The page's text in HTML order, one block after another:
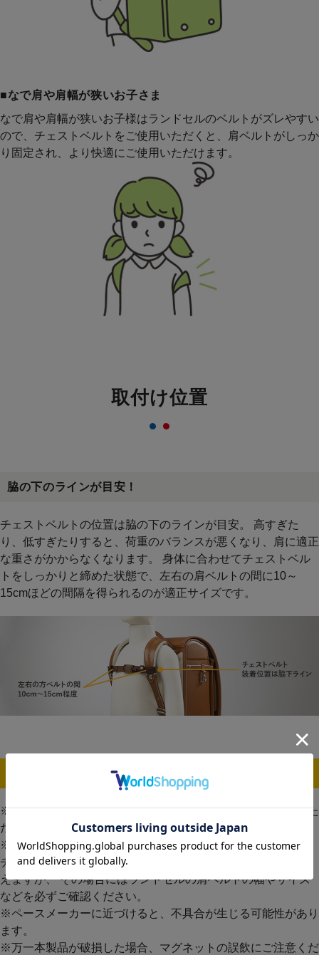
■なで肩や肩幅が狭いお子さま
なで肩や肩幅が狭いお子様はランドセルのベルトがズレやすい
ので、チェストベルトをご使用いただくと、肩ベルトがしっか
り固定され、より快適にご使用いただけます。
取付け位置
脇の下のラインが目安！
チェストベルトの位置は脇の下のラインが目安。 高すぎた
り、低すぎたりすると、荷重のバランスが悪くなり、肩に適正
な重さがかからなくなります。 身体に合わせてチェストベル
トをしっかりと締めた状態で、左右の肩ベルトの間に10～
15cmほどの間隔を得られるのが適正サイズです。
※当商品は、当社製のフィットちゃんランドセルにお使いいた
だけます。
※フィットちゃんランドセルで販売している【マグネット式】
チェストベルトは、 フィットちゃん以外のランドセルにも使
えますが、 その場合にはランドセルの肩ベルトの幅やサイズ
などを必ずご確認ください。
※ペースメーカーに近づけると、不具合が生じる可能性があり
ます。
※万一本製品が破損した場合、マグネットの誤飲にご注意くだ